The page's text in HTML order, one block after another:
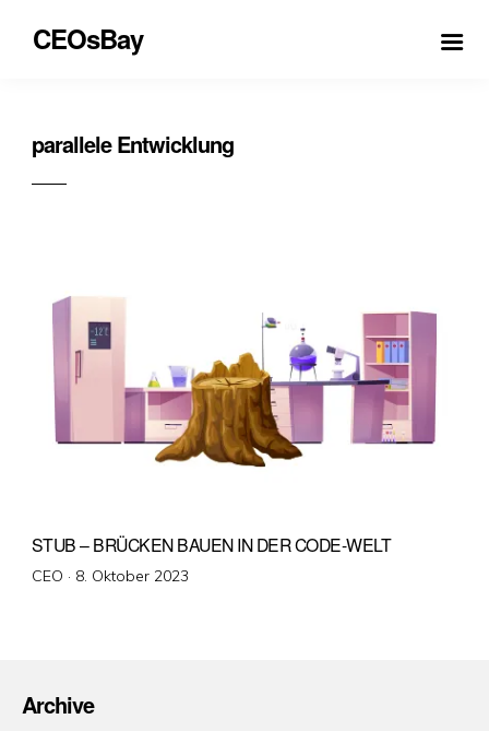
CEOsBay
parallele Entwicklung
STUB – BRÜCKEN BAUEN IN DER CODE-WELT
CEO · Veröffentlicht
8. Oktober 2023
Archive